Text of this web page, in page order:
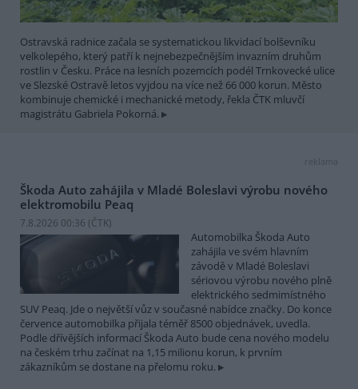
Ostravská radnice začala se systematickou likvidací bolševníku
velkolepého, který patří k nejnebezpečnějším invazním druhům
rostlin v Česku. Práce na lesních pozemcích podél Trnkovecké ulice
ve Slezské Ostravě letos vyjdou na více než 66 000 korun. Město
kombinuje chemické i mechanické metody, řekla ČTK mluvčí
magistrátu Gabriela Pokorná.
reklama
Škoda Auto zahájila v Mladé Boleslavi výrobu nového
elektromobilu Peaq
7.8.2026 00:36 (ČTK)
Automobilka Škoda Auto
zahájila ve svém hlavním
závodě v Mladé Boleslavi
sériovou výrobu nového plně
elektrického sedmimístného
SUV Peaq. Jde o největší vůz v současné nabídce značky. Do konce
července automobilka přijala téměř 8500 objednávek, uvedla.
Podle dřívějších informací Škoda Auto bude cena nového modelu
na českém trhu začínat na 1,15 milionu korun, k prvním
zákazníkům se dostane na přelomu roku.